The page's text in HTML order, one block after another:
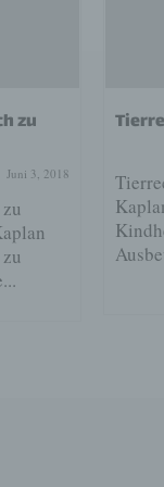
zu
Juni 3, 2018